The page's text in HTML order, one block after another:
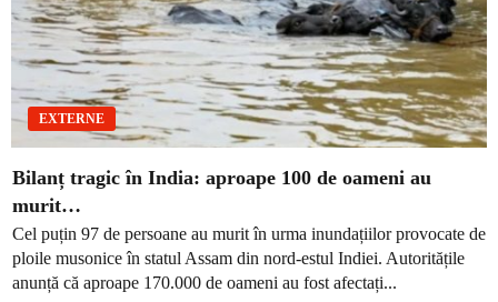
EXTERNE
Bilanț tragic în India: aproape 100 de oameni au
murit…
Cel puțin 97 de persoane au murit în urma inundațiilor provocate de
ploile musonice în statul Assam din nord-estul Indiei. Autoritățile
anunță că aproape 170.000 de oameni au fost afectați...